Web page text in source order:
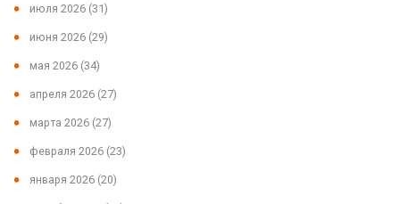
июля 2026 (31)
июня 2026 (29)
мая 2026 (34)
апреля 2026 (27)
марта 2026 (27)
февраля 2026 (23)
января 2026 (20)